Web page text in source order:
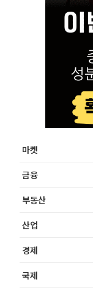
마켓
금융
부동산
산업
경제
국제